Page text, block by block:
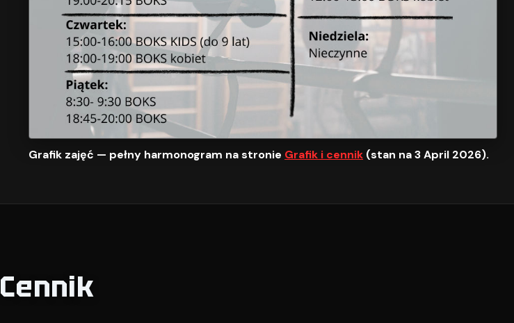
Grafik zajęć — pełny harmonogram na stronie Grafik i cennik (stan na 3 April 2026).
Cennik